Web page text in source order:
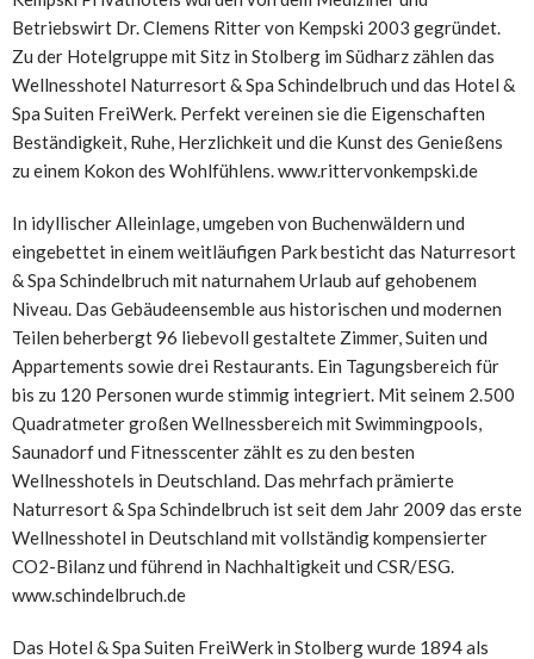
Betriebswirt Dr. Clemens Ritter von Kempski 2003 gegründet.
Zu der Hotelgruppe mit Sitz in Stolberg im Südharz zählen das
Wellnesshotel Naturresort & Spa Schindelbruch und das Hotel &
Spa Suiten FreiWerk. Perfekt vereinen sie die Eigenschaften
Beständigkeit, Ruhe, Herzlichkeit und die Kunst des Genießens
zu einem Kokon des Wohlfühlens. www.rittervonkempski.de
In idyllischer Alleinlage, umgeben von Buchenwäldern und
eingebettet in einem weitläufigen Park besticht das Naturresort
& Spa Schindelbruch mit naturnahem Urlaub auf gehobenem
Niveau. Das Gebäudeensemble aus historischen und modernen
Teilen beherbergt 96 liebevoll gestaltete Zimmer, Suiten und
Appartements sowie drei Restaurants. Ein Tagungsbereich für
bis zu 120 Personen wurde stimmig integriert. Mit seinem 2.500
Quadratmeter großen Wellnessbereich mit Swimmingpools,
Saunadorf und Fitnesscenter zählt es zu den besten
Wellnesshotels in Deutschland. Das mehrfach prämierte
Naturresort & Spa Schindelbruch ist seit dem Jahr 2009 das erste
Wellnesshotel in Deutschland mit vollständig kompensierter
CO2-Bilanz und führend in Nachhaltigkeit und CSR/ESG.
www.schindelbruch.de
Das Hotel & Spa Suiten FreiWerk in Stolberg wurde 1894 als